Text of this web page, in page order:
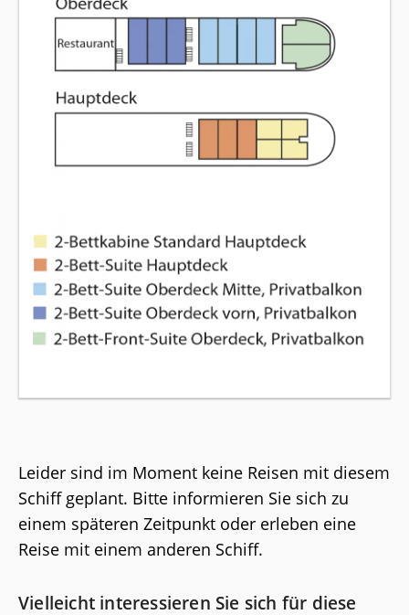
Leider sind im Moment keine Reisen mit diesem
Schiff geplant. Bitte informieren Sie sich zu
einem späteren Zeitpunkt oder erleben eine
Reise mit einem anderen Schiff.
Vielleicht interessieren Sie sich für diese